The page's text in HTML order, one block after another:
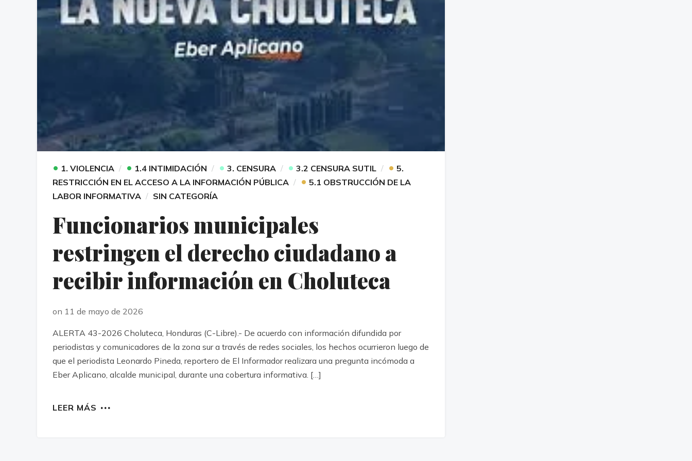
• 1. VIOLENCIA • 1.4 INTIMIDACIÓN • 3. CENSURA • 3.2 CENSURA SUTIL • 5.
RESTRICCIÓN EN EL ACCESO A LA INFORMACIÓN PÚBLICA
• 5.1 OBSTRUCCIÓN DE LA
LABOR INFORMATIVA
SIN CATEGORÍA
Funcionarios municipales
restringen el derecho ciudadano a
recibir información en Choluteca
on 11 de mayo de 2026
ALERTA 43-2026 Choluteca, Honduras (C-Libre).- De acuerdo con información difundida por
periodistas y comunicadores de la zona sur a través de redes sociales, los hechos ocurrieron luego de
que el periodista Leonardo Pineda, reportero de El Informador realizara una pregunta incómoda a
Eber Aplicano, alcalde municipal, durante una cobertura informativa. […]
LEER MÁS